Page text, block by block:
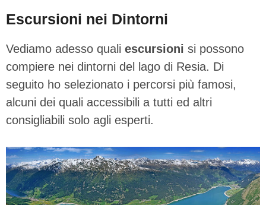
Escursioni nei Dintorni
Vediamo adesso quali escursioni si possono
compiere nei dintorni del lago di Resia. Di
seguito ho selezionato i percorsi più famosi,
alcuni dei quali accessibili a tutti ed altri
consigliabili solo agli esperti.